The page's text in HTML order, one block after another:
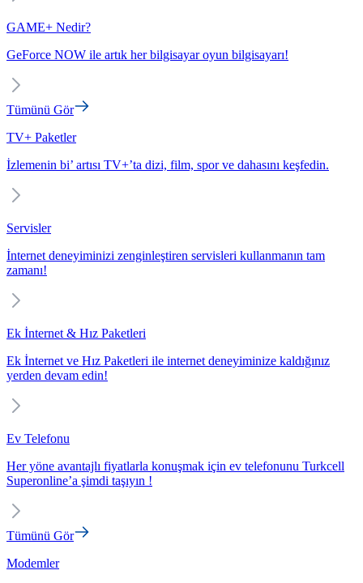
GAME+ Nedir?
GeForce NOW ile artık her bilgisayar oyun bilgisayarı!
Tümünü Gör
TV+ Paketler
İzlemenin bi’ artısı TV+’ta dizi, film, spor ve dahasını keşfedin.
Servisler
İnternet deneyiminizi zenginleştiren servisleri kullanmanın tam
zamanı!
Ek İnternet & Hız Paketleri
Ek İnternet ve Hız Paketleri ile internet deneyiminize kaldığınız
yerden devam edin!
Ev Telefonu
Her yöne avantajlı fiyatlarla konuşmak için ev telefonunu Turkcell
Superonline’a şimdi taşıyın !
Tümünü Gör
Modemler